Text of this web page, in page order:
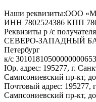
Наши реквизиты:ООО
ИНН 7802524386 КПП
Реквизиты р /с
СЕВЕРО-ЗАПАДНЫЙ
Петербург
к/с
Юр. адрес: 195277, г.
Сампсониевский пр-кт,
Почтовый адрес: 195277,
Сампсониевский пр-кт,